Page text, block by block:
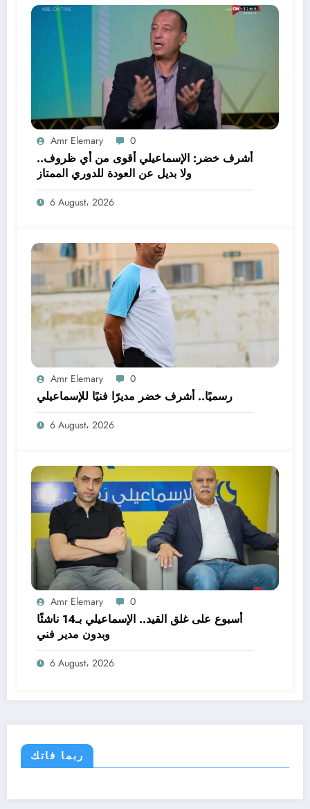
Amr Elemary 0
أشرف خضر: الإسماعيلي أقوى من أي ظروف..
ولا بديل عن العودة للدوري الممتاز
6 August، 2026
Amr Elemary 0
رسميًا.. أشرف خضر مديرًا فنيًا للإسماعيلي
6 August، 2026
Amr Elemary 0
أسبوع على غلق القيد.. الإسماعيلي بـ14 ناشئًا
وبدون مدير فني
6 August، 2026
ربما فاتك